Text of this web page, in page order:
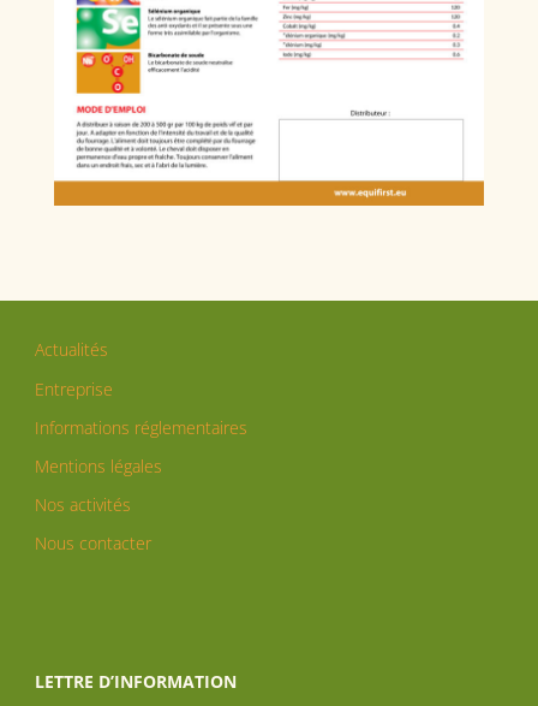
Actualités
Entreprise
Informations réglementaires
Mentions légales
Nos activités
Nous contacter
LETTRE D’INFORMATION